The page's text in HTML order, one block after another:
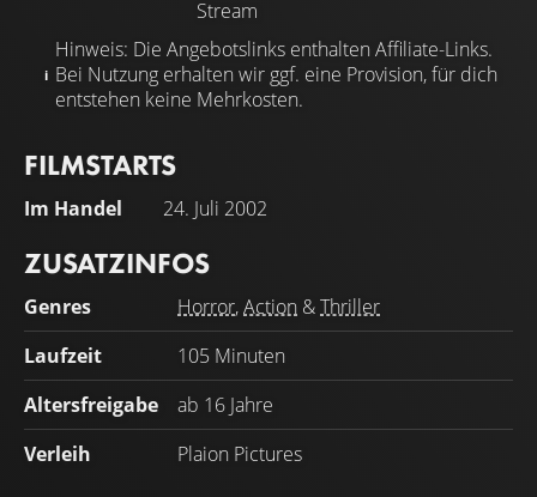
Stream
Hinweis: Die Angebotslinks enthalten Affiliate-Links.
Bei Nutzung erhalten wir ggf. eine Provision, für dich
entstehen keine Mehrkosten.
FILMSTARTS
Im Handel 24. Juli 2002
ZUSATZINFOS
Genres Horror,Action &Thriller
Laufzeit
105 Minuten
Altersfreigabe
ab 16 Jahre
Verleih
Plaion Pictures